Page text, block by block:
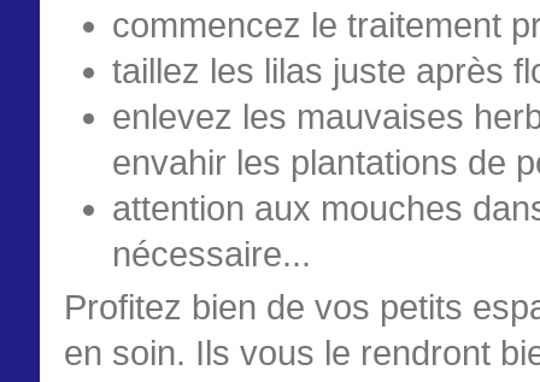
commencez le traitement
taillez les lilas juste après
enlevez les mauvaises
envahir les plantations de
attention aux mouches
nécessaire...
Profitez bien de vos petits
en soin. Ils vous le rendront